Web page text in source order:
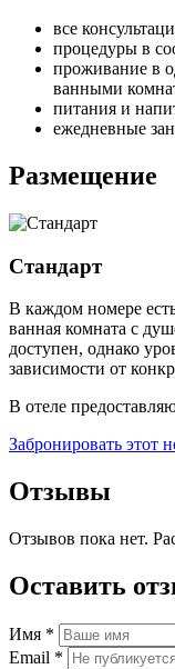
все
процедуры в
проживание в
ванными
питания и
ежедневные
Размещение
Стандарт
В каждом номере
ванная комната с
доступен, однако
зависимости от
В отеле
Забронировать этот
Отзывы
Отзывов пока нет.
Оставить
Имя *
Email *